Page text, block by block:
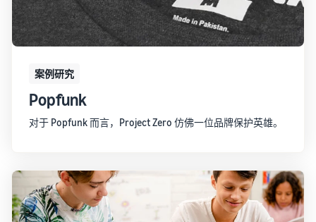
案例研究
Popfunk
对于 Popfunk 而言，Project Zero 仿佛一位品牌保护英雄。